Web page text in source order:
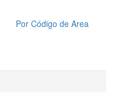
Por Código de Area